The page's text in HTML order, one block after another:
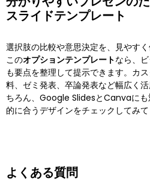
スライドテンプレート
選択肢の比較や意思決定を、見やす
このオプションテンプレートなら、
も要点を整理して提示できます。カ
料、ゼミ発表、卒論発表など幅広く
ちろん、Google SlidesとCanvaにも
的に合うデザインをチェックしてみて
よくある質問